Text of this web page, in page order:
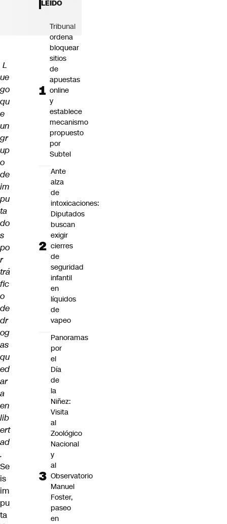
L
ue
go
qu
e
un
gr
up
o
de
im
pu
ta
do
s
po
r
trá
fic
o
de
dr
og
as
qu
ed
ar
a
en
lib
ert
ad
.
Se
is
im
pu
ta
LEÍDO
Tribunal
ordena
bloquear
sitios
de
apuestas
online
y
establece
mecanismo
propuesto
por
Subtel
Ante
alza
de
intoxicaciones:
Diputados
buscan
exigir
cierres
de
seguridad
infantil
en
líquidos
de
vapeo
Panoramas
por
el
Día
de
la
Niñez:
Visita
al
Zoológico
Nacional
y
al
Observatorio
Manuel
Foster,
paseo
en